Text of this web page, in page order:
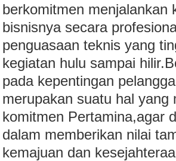
berkomitmen menjalankan
bisnisnya secara
penguasaan teknis yang
kegiatan hulu sampai
pada kepentingan
merupakan suatu hal yang
komitmen Pertamina,agar
dalam memberikan nilai
kemajuan dan